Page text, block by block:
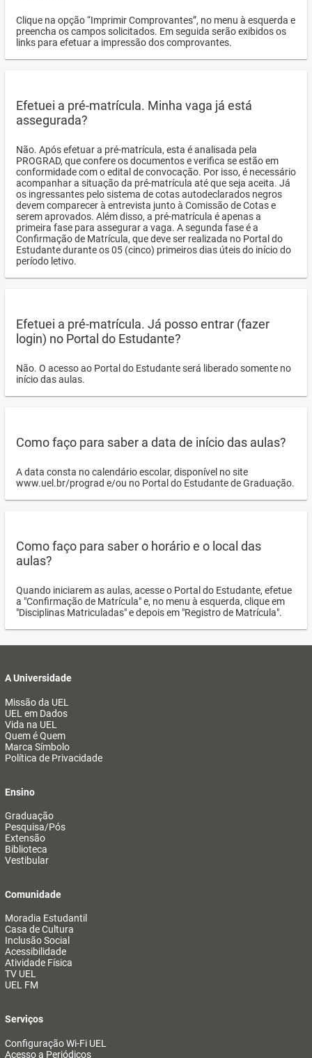
Clique na opção “Imprimir Comprovantes”, no menu à esquerda e
preencha os campos solicitados. Em seguida serão exibidos os
links para efetuar a impressão dos comprovantes.
Efetuei a pré-matrícula. Minha vaga já está
assegurada?
Não. Após efetuar a pré-matrícula, esta é analisada pela
PROGRAD, que confere os documentos e verifica se estão em
conformidade com o edital de convocação. Por isso, é necessário
acompanhar a situação da pré-matrícula até que seja aceita. Já
os ingressantes pelo sistema de cotas autodeclarados negros
devem comparecer à entrevista junto à Comissão de Cotas e
serem aprovados. Além disso, a pré-matrícula é apenas a
primeira fase para assegurar a vaga. A segunda fase é a
Confirmação de Matrícula, que deve ser realizada no Portal do
Estudante durante os 05 (cinco) primeiros dias úteis do início do
período letivo.
Efetuei a pré-matrícula. Já posso entrar (fazer
login) no Portal do Estudante?
Não. O acesso ao Portal do Estudante será liberado somente no
início das aulas.
Como faço para saber a data de início das aulas?
A data consta no calendário escolar, disponível no site
www.uel.br/prograd e/ou no Portal do Estudante de Graduação.
Como faço para saber o horário e o local das
aulas?
Quando iniciarem as aulas, acesse o Portal do Estudante, efetue
a "Confirmação de Matrícula" e, no menu à esquerda, clique em
"Disciplinas Matriculadas" e depois em "Registro de Matrícula".
A Universidade
Missão da UEL
UEL em Dados
Vida na UEL
Quem é Quem
Marca Símbolo
Política de Privacidade
Ensino
Graduação
Pesquisa/Pós
Extensão
Biblioteca
Vestibular
Comunidade
Moradia Estudantil
Casa de Cultura
Inclusão Social
Acessibilidade
Atividade Física
TV UEL
UEL FM
Serviços
Configuração Wi-Fi UEL
Acesso a Periódicos